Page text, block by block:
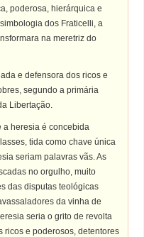
poderosa, hierárquica e
dos Fraticelli, a
na meretriz do
e defensora dos ricos e
segundo a primária
Libertação.
a heresia é concebida
tida como chave única
seriam palavras vãs. As
no orgulho, muito
das disputas teológicas
da vinha de
seria o grito de revolta
ricos e poderosos, detentores